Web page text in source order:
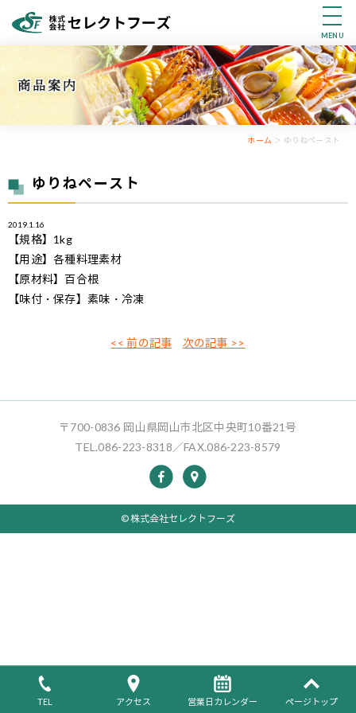
MENU
ホーム ＞ ゆりねペースト
ゆりねペースト
2019.1.16
【規格】1kg
【用途】各種料理素材
【原材料】百合根
【味付・保存】素味・冷凍
<< 前の記事 次の記事 >>
TEL アクセス 営業日カレンダー ページトップ
〒700-0836 岡山県岡山市北区中央町10番21号
TEL.086-223-8318／FAX.086-223-8579
© 株式会社セレクトフーズ